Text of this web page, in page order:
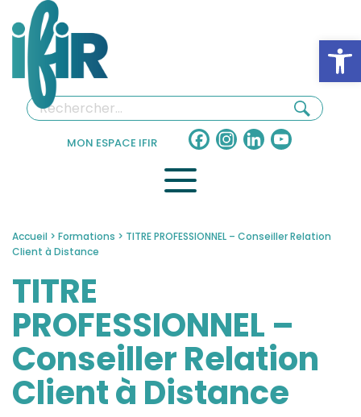
MON ESPACE IFIR Facebook
Instagram
LinkedInYouTube
Accueil > Formations > TITRE PROFESSIONNEL – Conseiller Relation
Client à Distance
TITRE
PROFESSIONNEL –
Conseiller Relation
Client à Distance
Panneau de gestion des cookies